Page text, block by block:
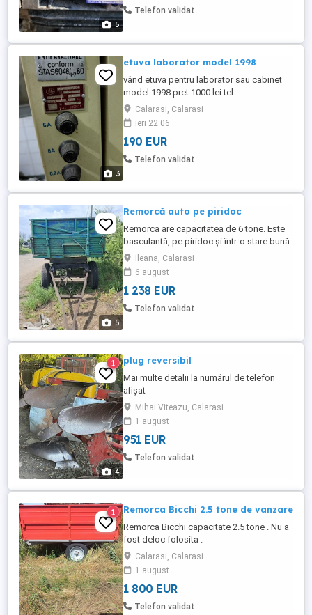
5
Telefon validat
3
etuva laborator model 1998
vând etuva pentru laborator sau cabinet
model 1998.pret 1000 lei.tel
Calarasi, Calarasi
ieri 22:06
190 EUR
Telefon validat
5
Remorcă auto pe piridoc
Remorca are capacitatea de 6 tone. Este
basculantă, pe piridoc și într-o stare bună
de funcționare. Perfectă pentru perioada
campaniei, fiind deja pregătită de pus în
folosință. Am și oblonul de pe partea
dreaptă doar că în imagine era dat jos.
Doresc să o vând pentru că am îmbătrânit
Ileana, Calarasi
6 august
1 238 EUR
Telefon validat
4
1 plug reversibil
Mai multe detalii la numărul de telefon
afișat
Mihai Viteazu, Calarasi
1 august
951 EUR
Telefon validat
1 Remorca Bicchi 2.5 tone de vanzare
Remorca Bicchi capacitate 2.5 tone . Nu a
fost deloc folosita .
Calarasi, Calarasi
1 august
1 800 EUR
Telefon validat